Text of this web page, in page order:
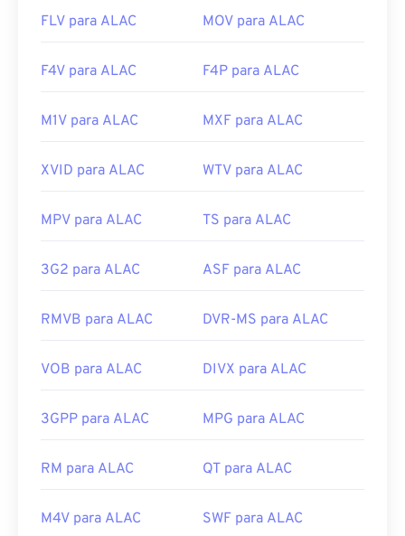
FLV para ALAC MOV para ALAC
F4V para ALAC F4P para ALAC
M1V para ALAC MXF para ALAC
XVID para ALAC WTV para ALAC
MPV para ALAC TS para ALAC
3G2 para ALAC ASF para ALAC
RMVB para ALAC DVR-MS para ALAC
VOB para ALAC DIVX para ALAC
3GPP para ALAC MPG para ALAC
RM para ALAC QT para ALAC
M4V para ALAC SWF para ALAC